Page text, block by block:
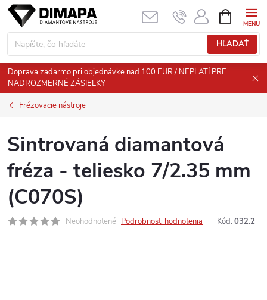
Prejsť
obsah
HĽADAŤ
KOŠÍK
Doprava zadarmo pri objednávke nad 100 EUR / NEPLATÍ PRE
NADROZMERNÉ ZÁSIELKY
Frézovacie nástroje
Sintrovaná diamantová
fréza - teliesko 7/2.35 mm
(C070S)
Neohodnotené Podrobnosti hodnotenia Kód: 032.2